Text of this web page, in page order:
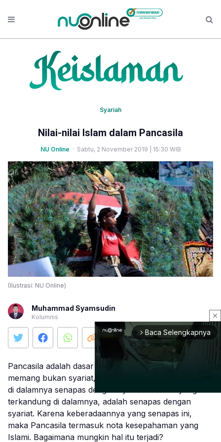
Syariah
Nilai-nilai Islam dalam Pancasila
NU Online · Sabtu, 2 November 2019 | 15:30 WIB
(Ilustrasi: NU Online)
Muhammad Syamsudin
Kolumnis
Pancasila adalah dasar negara Indonesia. Pancasila
memang bukan syariat, tapi nilai-nilai yang terkandung
di dalamnya senapas dengan syariat. Sila-sila yang
terkandung di dalamnya, adalah senapas dengan
syariat. Karena keberadaannya yang senapas ini,
maka Pancasila termasuk nota kesepahaman yang
Islami. Bagaimana mungkin hal itu terjadi?
close
arrow_forward_ios Baca Selengkapnya
Mute